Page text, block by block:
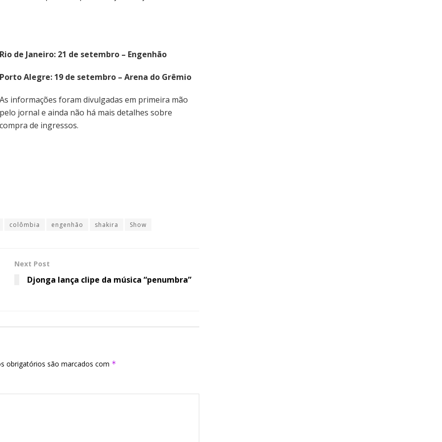
Rio de Janeiro: 21 de setembro – Engenhão
Porto Alegre: 19 de setembro – Arena do Grêmio
As informações foram divulgadas em primeira mão
pelo jornal e ainda não há mais detalhes sobre
compra de ingressos.
colômbia engenhão shakira Show
Next Post
Djonga lança clipe da música “penumbra”
obrigatórios são marcados com *